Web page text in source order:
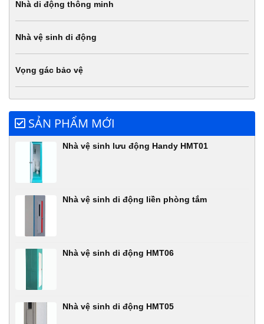
Nhà di động thông minh
Nhà vệ sinh di động
Vọng gác bảo vệ
SẢN PHẨM MỚI
Nhà vệ sinh lưu động Handy HMT01
Nhà vệ sinh di động liền phòng tắm
Nhà vệ sinh di động HMT06
Nhà vệ sinh di động HMT05